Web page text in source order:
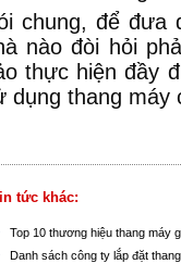
chung, để đưa
nào đòi hỏi
thực hiện đầy
dụng thang máy
tức khác:
Top 10 thương hiệu thang máy
Danh sách công ty lắp đặt